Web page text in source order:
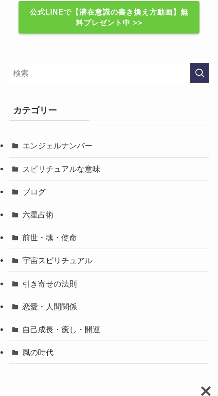
公式LINEで【潜在意識の書き換え方動画】無
料プレゼント中 >>
カテゴリー
エンジェルナンバー
スピリチュアルな意味
ブログ
六星占術
前世・魂・使命
宇宙スピリチュアル
引き寄せの法則
恋愛・人間関係
自己成長・癒し・開運
風の時代